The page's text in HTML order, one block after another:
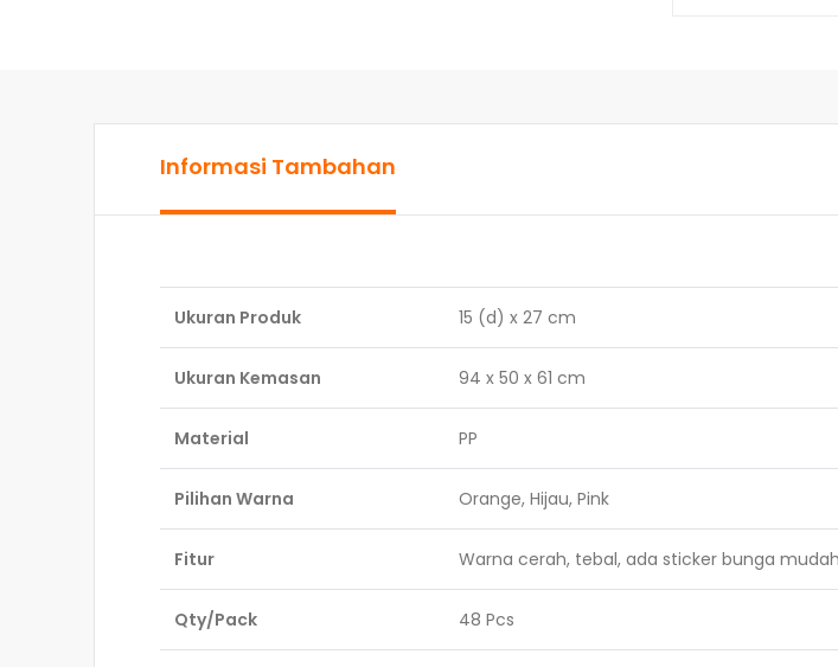
Informasi Tambahan
Ukuran Produk 15 (d) x 27 cm
Ukuran Kemasan 94 x 50 x 61 cm
Material PP
Pilihan Warna Orange, Hijau, Pink
Fitur Warna cerah, tebal, ada sticker bunga
Qty/Pack 48 Pcs